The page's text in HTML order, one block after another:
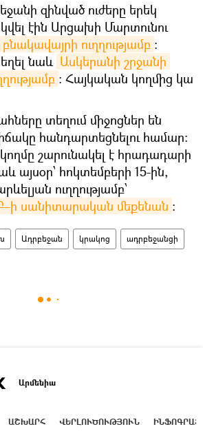
զինված ուժերը երեկ
էին Արցախի Մարտունու
ուղղությամբ ։
նաև Ասկերանի շրջանի
։ Հայկական կողմից կա
տեղում միջոցներ են
հանդարտեցնելու համար։
շարունակել է հրադադարի
այսօր՝ հոկտեմբերի 15-ին,
ուղղությամբ՝
սանիտարական մեքենան :
Ադրբեջան կրակոց ադրբեջանցի
Արմենիա
ԱՇԽԱՐՀ ՎԵՐԼՈՒԾՈՒԹՅՈՒՆ